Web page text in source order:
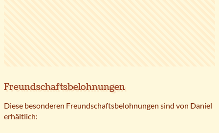
Freundschaftsbelohnungen
Diese besonderen Freundschaftsbelohnungen sind von Daniel
erhältlich: